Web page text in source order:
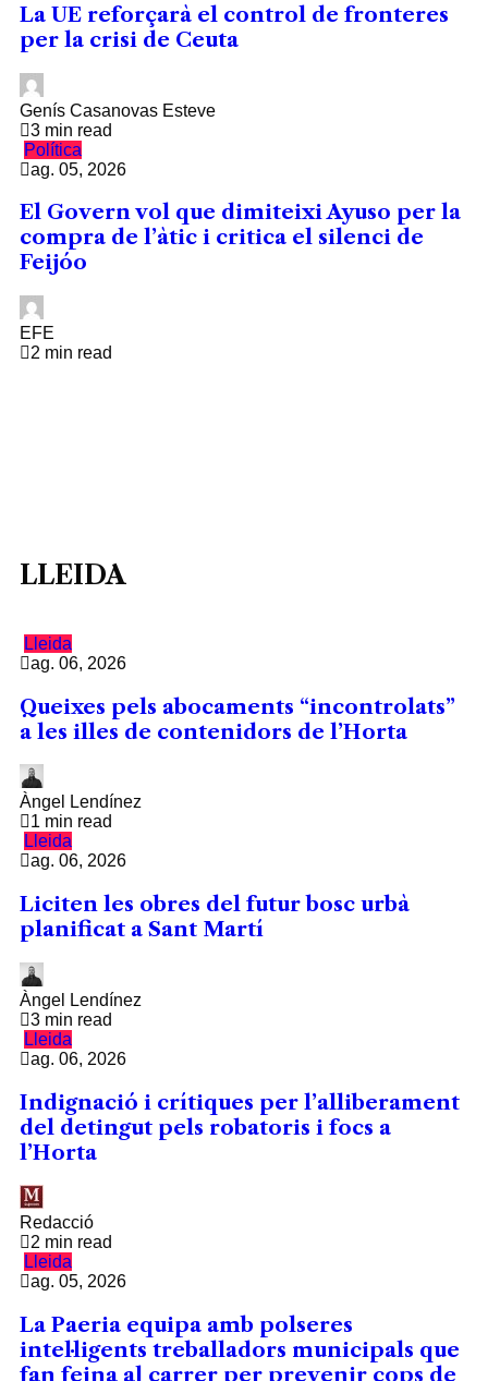
La UE reforçarà el control de fronteres
per la crisi de Ceuta
Genís Casanovas Esteve
3 min read
Política
ag. 05, 2026
El Govern vol que dimiteixi Ayuso per la
compra de l’àtic i critica el silenci de
Feijóo
EFE
2 min read
LLEIDA
Lleida
ag. 06, 2026
Queixes pels abocaments “incontrolats”
a les illes de contenidors de l’Horta
Àngel Lendínez
1 min read
Lleida
ag. 06, 2026
Liciten les obres del futur bosc urbà
planificat a Sant Martí
Àngel Lendínez
3 min read
Lleida
ag. 06, 2026
Indignació i crítiques per l’alliberament
del detingut pels robatoris i focs a
l’Horta
Redacció
2 min read
Lleida
ag. 05, 2026
La Paeria equipa amb polseres
intel·ligents treballadors municipals que
fan feina al carrer per prevenir cops de